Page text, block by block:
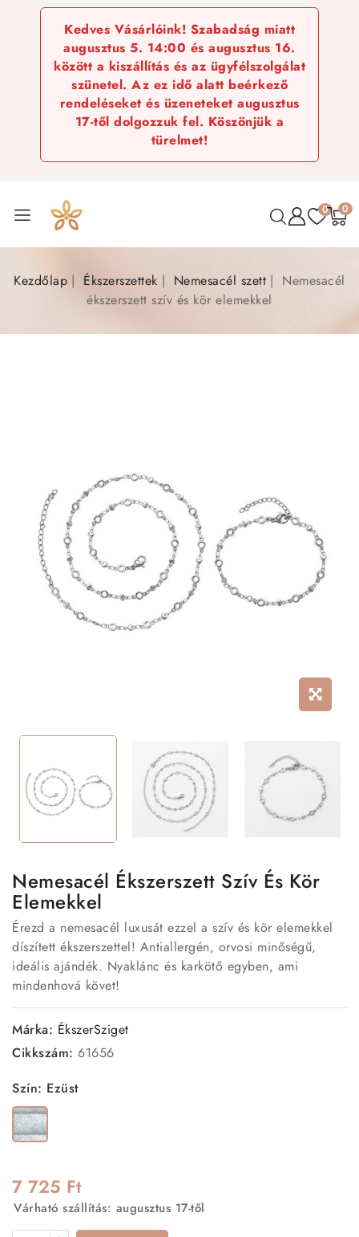
Kedves Vásárlóink! Szabadság miatt
augusztus 5. 14:00 és augusztus 16.
között a kiszállítás és az ügyfélszolgálat
szünetel. Az ez idő alatt beérkező
rendeléseket és üzeneteket augusztus
17-től dolgozzuk fel. Köszönjük a
türelmet!
0 0
Kezdőlap Ékszerszettek Nemesacél szett
Nemesacél
ékszerszett szív és kör elemekkel
Nemesacél Ékszerszett Szív És Kör
Elemekkel
Érezd a nemesacél luxusát ezzel a szív és kör elemekkel
díszített ékszerszettel! Antiallergén, orvosi minőségű,
ideális ajándék. Nyaklánc és karkötő egyben, ami
mindenhová követ!
Márka: ÉkszerSziget
Cikkszám: 61656
Szín: Ezüst
Ezüst
7 725 Ft
Várható szállítás: augusztus 17-től